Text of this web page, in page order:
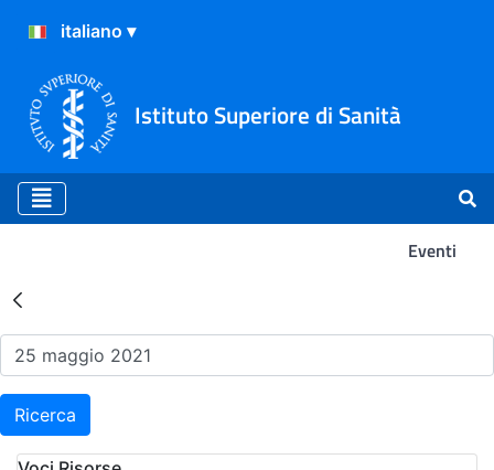
Istituto Superiore di Sanità
Eventi
Risultati della Ricerca -
Ricerca